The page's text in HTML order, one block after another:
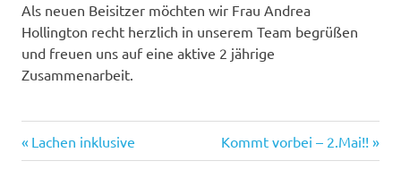
Als neuen Beisitzer möchten wir Frau Andrea
Hollington recht herzlich in unserem Team begrüßen
und freuen uns auf eine aktive 2 jährige
Zusammenarbeit.
Beitragsnavigation
Vorheriger
Beitrag:
Lachen inklusive
Nächster
Beitrag:
Kommt vorbei – 2.Mai!!